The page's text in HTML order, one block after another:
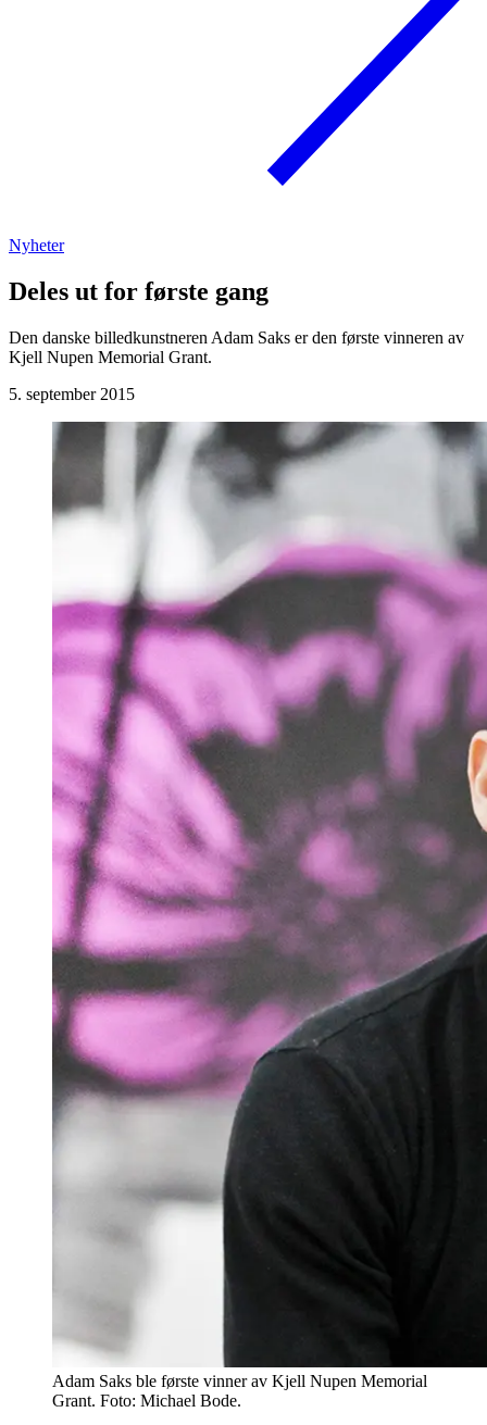
Nyheter
Deles ut for første gang
Den danske billedkunstneren Adam Saks er den første vinneren av
Kjell Nupen Memorial Grant.
5. september 2015
Adam Saks ble første vinner av Kjell Nupen Memorial
Grant. Foto: Michael Bode.